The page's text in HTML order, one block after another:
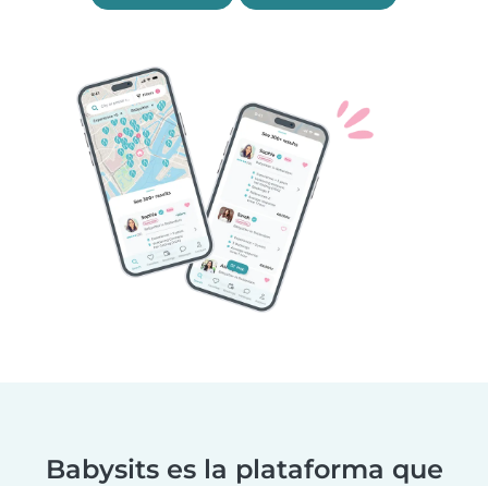
Babysits es la plataforma que